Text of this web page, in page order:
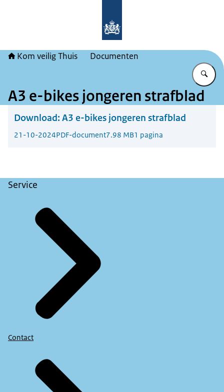
Kom veilig Thuis Documenten
A3 e-bikes jongeren strafblad
Download: A3 e-bikes jongeren strafblad
21-10-2024PDF-document7.98 MB1 pagina
Service
Contact